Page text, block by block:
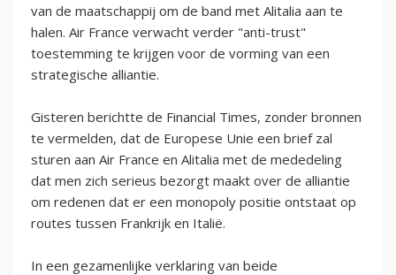
van de maatschappij om de band met Alitalia aan te
halen. Air France verwacht verder "anti-trust"
toestemming te krijgen voor de vorming van een
strategische alliantie.
Gisteren berichtte de Financial Times, zonder bronnen
te vermelden, dat de Europese Unie een brief zal
sturen aan Air France en Alitalia met de mededeling
dat men zich serieus bezorgt maakt over de alliantie
om redenen dat er een monopoly positie ontstaat op
routes tussen Frankrijk en Italië.
In een gezamenlijke verklaring van beide